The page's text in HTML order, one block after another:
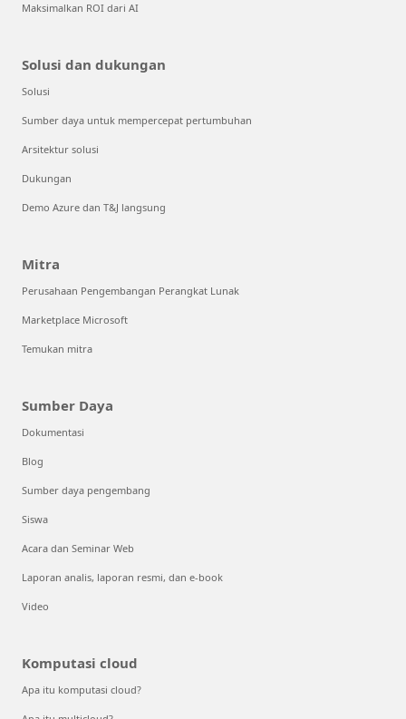
Maksimalkan ROI dari AI
Solusi dan dukungan
Solusi
Sumber daya untuk mempercepat pertumbuhan
Arsitektur solusi
Dukungan
Demo Azure dan T&J langsung
Mitra
Perusahaan Pengembangan Perangkat Lunak
Marketplace Microsoft
Temukan mitra
Sumber Daya
Dokumentasi
Blog
Sumber daya pengembang
Siswa
Acara dan Seminar Web
Laporan analis, laporan resmi, dan e-book
Video
Komputasi cloud
Apa itu komputasi cloud?